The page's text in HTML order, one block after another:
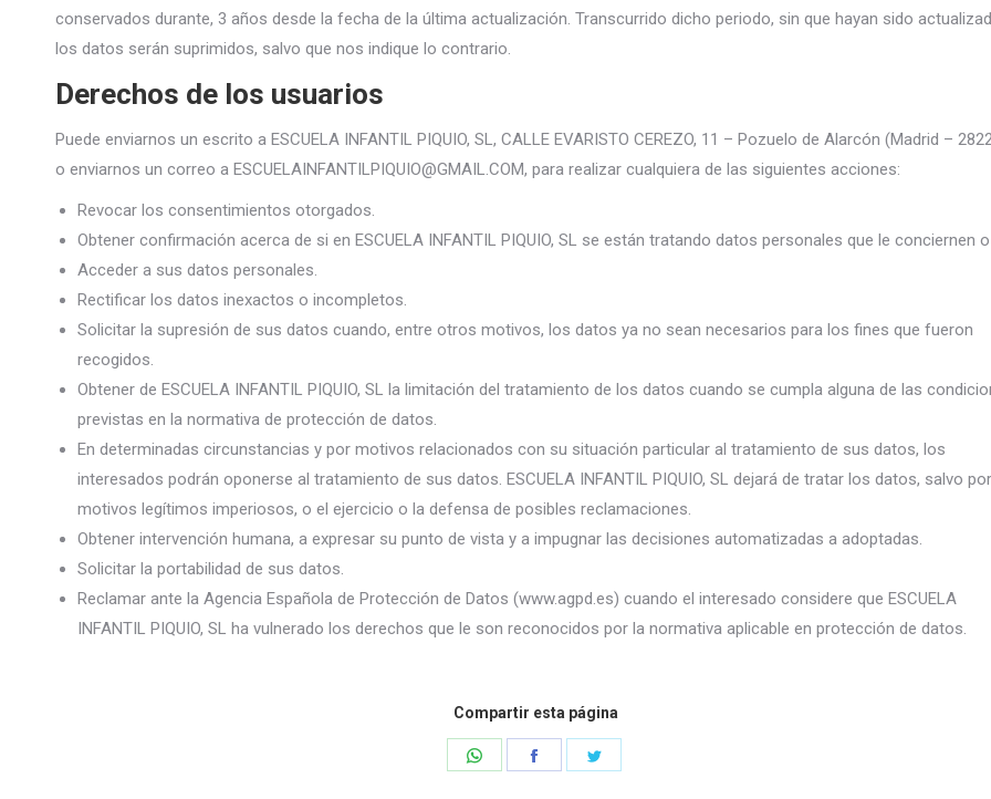
conservados durante, 3 años desde la fecha de la última actualización. Transcurrido dicho periodo, sin que hayan sido
los datos serán suprimidos, salvo que nos indique lo contrario.
Derechos de los usuarios
Puede enviarnos un escrito a ESCUELA INFANTIL PIQUIO, SL, CALLE EVARISTO CEREZO, 11 – Pozuelo de Alarcón (Madrid –
o enviarnos un correo a ESCUELAINFANTILPIQUIO@GMAIL.COM, para realizar cualquiera de las siguientes acciones:
Revocar los consentimientos otorgados.
Obtener confirmación acerca de si en ESCUELA INFANTIL PIQUIO, SL se están tratando datos personales que le conciernen
Acceder a sus datos personales.
Rectificar los datos inexactos o incompletos.
Solicitar la supresión de sus datos cuando, entre otros motivos, los datos ya no sean necesarios para los fines que fueron
recogidos.
Obtener de ESCUELA INFANTIL PIQUIO, SL la limitación del tratamiento de los datos cuando se cumpla alguna de las
previstas en la normativa de protección de datos.
En determinadas circunstancias y por motivos relacionados con su situación particular al tratamiento de sus datos, los
interesados podrán oponerse al tratamiento de sus datos. ESCUELA INFANTIL PIQUIO, SL dejará de tratar los datos, salvo por
motivos legítimos imperiosos, o el ejercicio o la defensa de posibles reclamaciones.
Obtener intervención humana, a expresar su punto de vista y a impugnar las decisiones automatizadas a adoptadas.
Solicitar la portabilidad de sus datos.
Reclamar ante la Agencia Española de Protección de Datos (www.agpd.es) cuando el interesado considere que ESCUELA
INFANTIL PIQUIO, SL ha vulnerado los derechos que le son reconocidos por la normativa aplicable en protección de datos.
Compartir esta página
Share
Share